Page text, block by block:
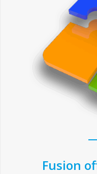
Fusion